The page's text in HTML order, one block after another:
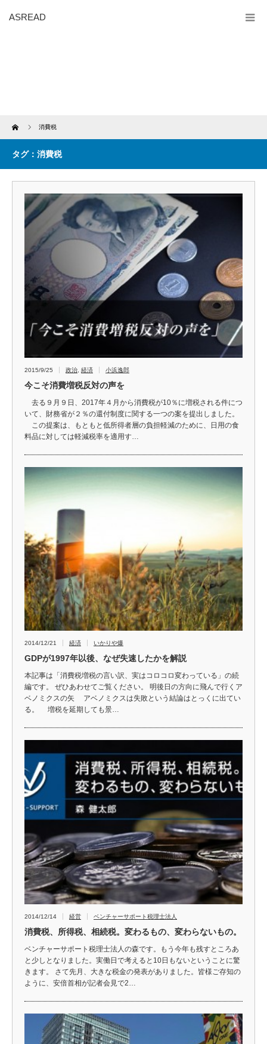
ASREAD
Home 消費税
タグ：消費税
2015/9/25 政治 経済 小浜逸郎
今こそ消費増税反対の声を
去る９月９日、2017年４月から消費税が10％に増税される件につ
いて、財務省が２％の還付制度に関する一つの案を提出しました。
この提案は、もともと低所得者層の負担軽減のために、日用の食
料品に対しては軽減税率を適用す…
2014/12/21 経済 いかりや爆
GDPが1997年以後、なぜ失速したかを解説
本記事は「消費税増税の言い訳、実はコロコロ変わっている」の続
編です。 ぜひあわせてご覧ください。 明後日の方向に飛んで行くア
ベノミクスの矢 アベノミクスは失敗という結論はとっくに出てい
る。 増税を延期しても景…
2014/12/14 経営 ベンチャーサポート税理士法人
消費税、所得税、相続税。変わるもの、変わらないもの。
ベンチャーサポート税理士法人の森です。もう今年も残すところあ
と少しとなりました。実働日で考えると10日もないということに驚
きます。 さて先月、大きな税金の発表がありました。皆様ご存知の
ように、安倍首相が記者会見で2…